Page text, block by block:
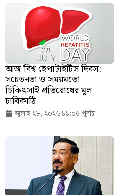
আজ বিশ্ব হেপাটাইটিস দিবস:
সচেতনতা ও সময়মতো
চিকিৎসাই প্রতিরোধের মূল
চাবিকাঠি
জুলাই ২৮, ২০২৬১১:০৫ পূর্বাহ্ণ